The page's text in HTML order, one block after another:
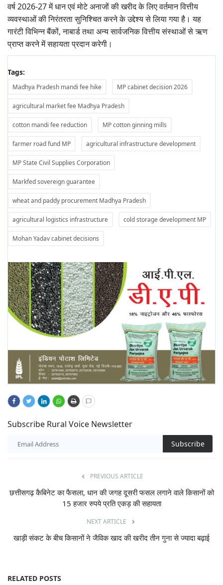
वर्ष 2026-27 में धान एवं मोटे अनाजों की खरीद के लिए वर्तमान वित्तीय
व्यवस्थाओं की निरंतरता सुनिश्चित करने के उद्देश्य से लिया गया है। यह
गारंटी विभिन्न बैंकों, नाबार्ड तथा अन्य सार्वजनिक वित्तीय संस्थाओं से ऋण
प्राप्त करने में सहायता प्रदान करेगी।
Tags:
Madhya Pradesh mandi fee hike MP cabinet decision 2026
agricultural market fee Madhya Pradesh
cotton mandi fee reduction MP cotton ginning mills
farmer road fund MP agricultural infrastructure development
MP State Civil Supplies Corporation
Markfed sovereign guarantee
wheat and paddy procurement Madhya Pradesh
agricultural logistics infrastructure cold storage development MP
Mohan Yadav cabinet decisions
Subscribe Rural Voice Newsletter
Subscribe
PREVIOUS ARTICLE
छत्तीसगढ़ कैबिनेट का फैसला, धान की जगह दूसरी फसल लगाने वाले किसानों को
15 हजार रुपये प्रति एकड़ की सहायता
NEXT ARTICLE
खाड़ी संकट के बीच किसानों ने जैविक खाद की खरीद तीन गुना से ज्यादा बढ़ाई
RELATED POSTS